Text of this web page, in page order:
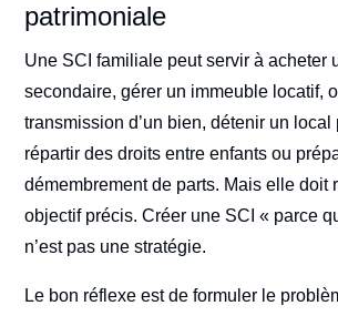
patrimoniale
Une SCI familiale peut servir à acheter
secondaire, gérer un immeuble locatif,
transmission d’un bien, détenir un local
répartir des droits entre enfants ou
démembrement de parts. Mais elle doit
objectif précis. Créer une SCI « parce
n’est pas une stratégie.
Le bon réflexe est de formuler le